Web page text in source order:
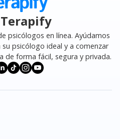
psicólogos en línea. Ayúdamos
psicólogo ideal y a comenzar
de forma fácil, segura y privada.